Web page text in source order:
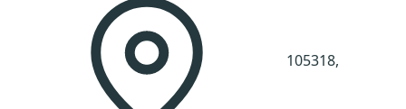
105318,